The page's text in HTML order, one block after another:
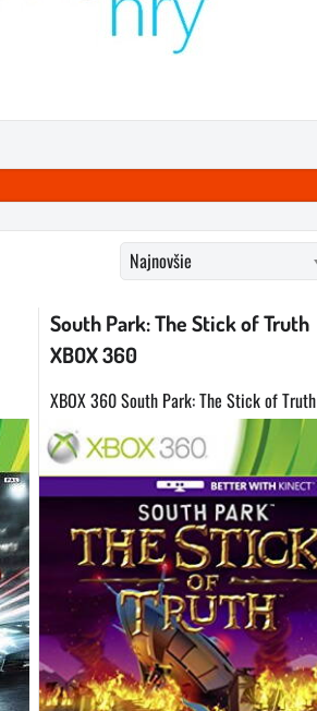
Najnovšie
South Park: The Stick of Truth
XBOX 360
XBOX 360 South Park: The Stick of Truth